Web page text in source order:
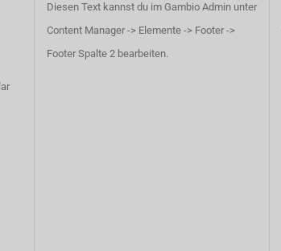
Diesen Text kannst du im Gambio Admin unter
Content Manager -> Elemente -> Footer ->
Footer Spalte 2 bearbeiten.